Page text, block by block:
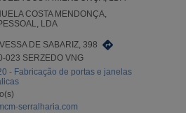
COSTA MENDONÇA,
LDA
DE SABARIZ, 398
023 SERZEDO VNG
- Fabricação de portas e janelas
serralharia.com